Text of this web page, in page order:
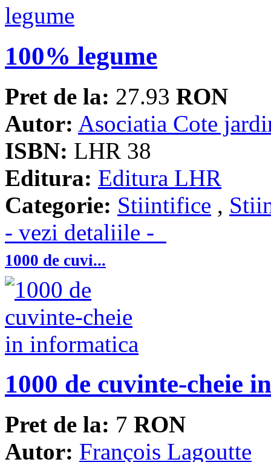
100% legume
Pret de la: 27.93 RON
Autor: Asociatia Cote
ISBN: LHR 38
Editura: Editura LHR
Categorie: Stiintifice ,
- vezi detaliile -
1000 de cuvi...
1000 de cuvinte-cheie
Pret de la: 7 RON
Autor: François Lagoutte